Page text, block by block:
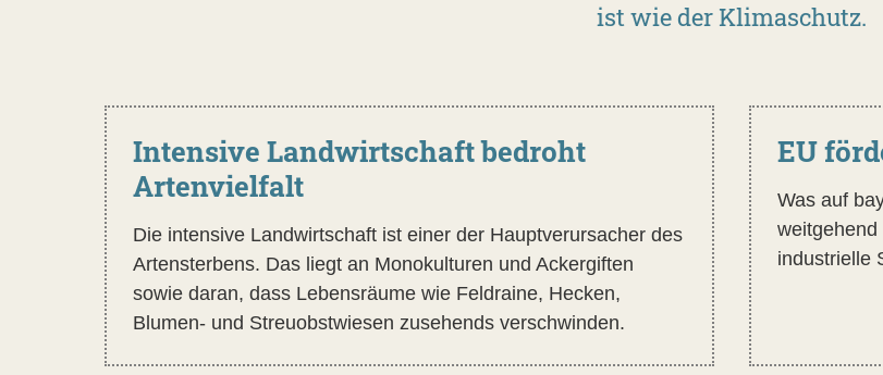
ist wie der Klimaschutz.
Intensive Landwirtschaft bedroht
Artenvielfalt
Die intensive Landwirtschaft ist einer der Hauptverursacher des
Artensterbens. Das liegt an Monokulturen und Ackergiften
sowie daran, dass Lebensräume wie Feldraine, Hecken,
Blumen- und Streuobstwiesen zusehends verschwinden.
EU
Was auf
industrielle